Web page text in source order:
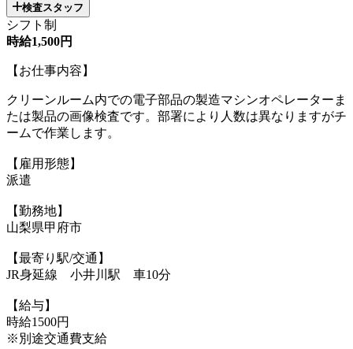
検査スタッフ
シフト制
時給1,500円
【お仕事内容】
クリーンルーム内での電子部品の製造マシンオペレーターま
たは製品の画像検査です。部署により人数は異なりますがチ
ームで作業します。
【雇用形態】
派遣
【勤務地】
山梨県甲府市
【最寄り駅/交通】
JR身延線 小井川駅 車10分
【給与】
時給1500円
※別途交通費支給